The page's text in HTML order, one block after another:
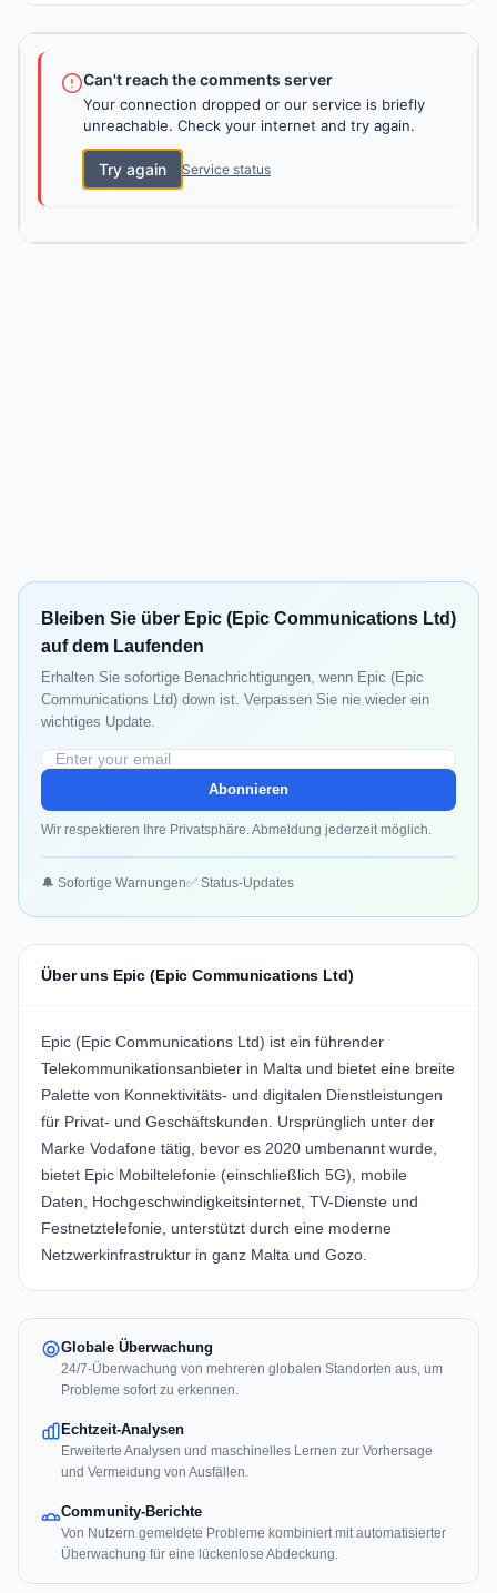
Can't reach the comments server
Your connection dropped or our service is briefly
unreachable. Check your internet and try again.
Try again Service status
Bleiben Sie über Epic (Epic Communications Ltd)
auf dem Laufenden
Erhalten Sie sofortige Benachrichtigungen, wenn Epic (Epic
Communications Ltd) down ist. Verpassen Sie nie wieder ein
wichtiges Update.
Abonnieren
Wir respektieren Ihre Privatsphäre. Abmeldung jederzeit möglich.
🔔 Sofortige Warnungen✅ Status-Updates
Über uns Epic (Epic Communications Ltd)
Epic (Epic Communications Ltd) ist ein führender
Telekommunikationsanbieter in Malta und bietet eine breite
Palette von Konnektivitäts- und digitalen Dienstleistungen
für Privat- und Geschäftskunden. Ursprünglich unter der
Marke Vodafone tätig, bevor es 2020 umbenannt wurde,
bietet Epic Mobiltelefonie (einschließlich 5G), mobile
Daten, Hochgeschwindigkeitsinternet, TV-Dienste und
Festnetztelefonie, unterstützt durch eine moderne
Netzwerkinfrastruktur in ganz Malta und Gozo.
Globale Überwachung
24/7-Überwachung von mehreren globalen Standorten aus, um
Probleme sofort zu erkennen.
Echtzeit-Analysen
Erweiterte Analysen und maschinelles Lernen zur Vorhersage
und Vermeidung von Ausfällen.
Community-Berichte
Von Nutzern gemeldete Probleme kombiniert mit automatisierter
Überwachung für eine lückenlose Abdeckung.